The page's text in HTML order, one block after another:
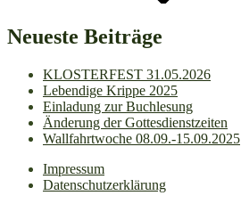
Neueste Beiträge
KLOSTERFEST 31.05.2026
Lebendige Krippe 2025
Einladung zur Buchlesung
Änderung der Gottesdienstzeiten
Wallfahrtwoche 08.09.-15.09.2025
Impressum
Datenschutzerklärung